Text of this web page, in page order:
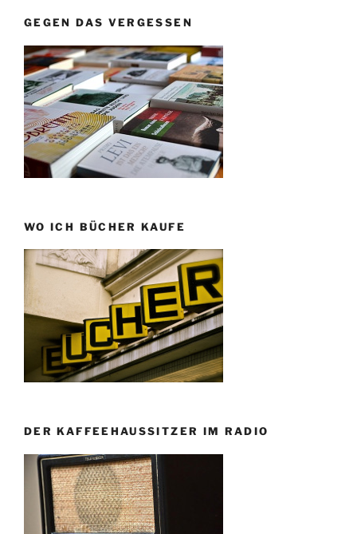
GEGEN DAS VERGESSEN
WO ICH BÜCHER KAUFE
DER KAFFEEHAUSSITZER IM RADIO